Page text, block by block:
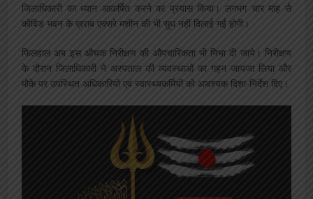
जिलाधिकारी का ध्यान आकर्षित करने का प्रयास किया। लगभग चार माह से
कोविड भवन के ख़राब एक्सरे मशीन की भी सुध नहीं दिलाई गईं होगी।
फिलहाल अब इस औचक निरीक्षण की औपचारिकता भी निभा दी जाये। निरीक्षण
के दौरान जिलाधिकारी ने अस्पताल की व्यवस्थाओं का गहन जायजा लिया और
मौके पर उपस्थित अधिकारियों एवं स्वास्थ्यकर्मियों को आवश्यक दिशा-निर्देश दिए।